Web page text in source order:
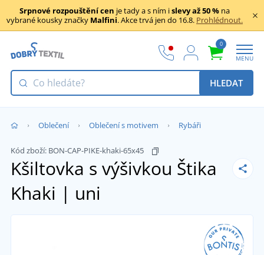
Srpnové rozpouštění cen je tady a s ním islevy až 50 % na
vybrané kousky značky Malfini. Akce trvá jen do 16.8. Prohlédnout.
0
MENU
HLEDAT
Oblečení Oblečení s motivem Rybáři
Kód zboží: BON-CAP-PIKE-khaki-65x45
Kšiltovka s výšivkou Štika
Khaki | uni